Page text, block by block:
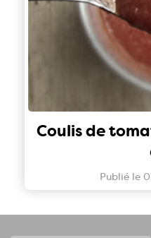
Coulis de
Publié le